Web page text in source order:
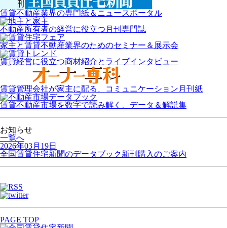
賃貸不動産業界の専門紙＆ニュースポータル
不動産所有者の経営に役立つ月刊専門誌
家主と賃貸不動産業界のためのセミナー＆展示会
賃貸経営に役立つ商材紹介とライブインタビュー
賃貸管理会社が家主に配る、コミュニケーション月刊紙
賃貸不動産市場を数字で読み解く、データ＆解説集
お知らせ
一覧へ
2026年03月19日
全国賃貸住宅新聞のデータブック新刊購入のご案内
PAGE TOP